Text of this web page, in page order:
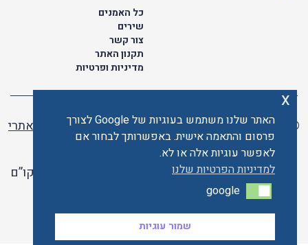
כל האמנים
שירים
צור קשר
תקנון האתר
מדיניות ופרטיות
© כל הזכויות שמורות לתו ישראלי | ליאור מזור -
בניית אתרי
וורדפרס
האתר פועל ברשיון אקו”ם
האתר שלנו משתמש בעוגיות של Google לצורך
פרסום והתאמה אישית. באפשרותך לבחור אם
לאפשר עוגיות אלה או לא.
למדיניות הפרטיות שלנו
google
google
שמור עוגיות
x